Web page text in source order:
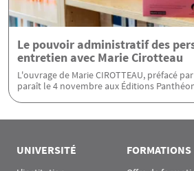
Le pouvoir administratif des
entretien avec Marie Cirotteau
L'ouvrage de Marie CIROTTEAU, préfacé
paraît le 4 novembre aux Éditions
UNIVERSITÉ FORMATIONS